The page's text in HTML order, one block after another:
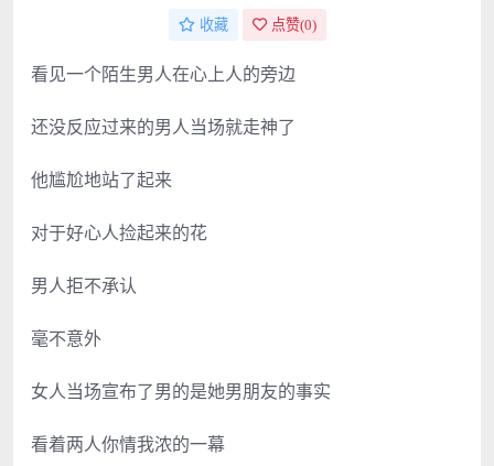
收藏 点赞(0)
看见一个陌生男人在心上人的旁边
还没反应过来的男人当场就走神了
他尴尬地站了起来
对于好心人捡起来的花
男人拒不承认
毫不意外
女人当场宣布了男的是她男朋友的事实
看着两人你情我浓的一幕